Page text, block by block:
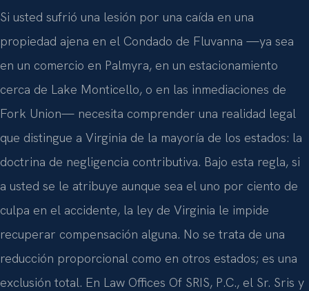
Si usted sufrió una lesión por una caída en una
propiedad ajena en el Condado de Fluvanna —ya sea
en un comercio en Palmyra, en un estacionamiento
cerca de Lake Monticello, o en las inmediaciones de
Fork Union— necesita comprender una realidad legal
que distingue a Virginia de la mayoría de los estados: la
doctrina de negligencia contributiva. Bajo esta regla, si
a usted se le atribuye aunque sea el uno por ciento de
culpa en el accidente, la ley de Virginia le impide
recuperar compensación alguna. No se trata de una
reducción proporcional como en otros estados; es una
exclusión total. En Law Offices Of SRIS, P.C., el Sr. Sris y